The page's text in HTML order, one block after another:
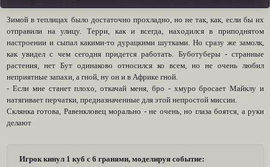
Зимой в теплицах было достаточно прохладно, но не так, как, если бы их
отправили на улицу. Терри, как и всегда, находился в приподнятом
настроении и сыпал какими-то дурацкими шутками. Но сразу же замолк,
как увидел с чем сегодня придется работать. Буботуберы - странные
растения, нет Бут одинаково относился ко всем, но не очень любил
неприятные запахи, а гной, ну он и в Африке гной.
- Если мне станет плохо, откачай меня, бро - хмуро бросает Майклу и
натягивает перчатки, предназначенные для этой непростой миссии.
Склянка готова, Равенкловец морально - не очень, но глаза боятся, а руки
делают
Игрок кинул 1 куб с 6 гранями, моделируя событие: